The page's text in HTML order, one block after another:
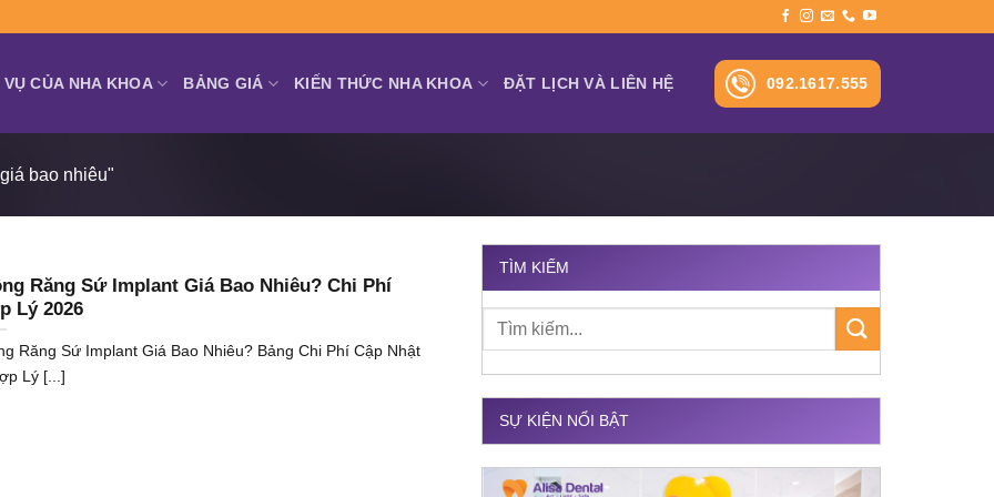
VỤ CỦA NHA KHOA BẢNG GIÁ KIẾN THỨC NHA KHOA ĐẶT LỊCH VÀ LIÊN HỆ 092.1617.555
bao nhiêu"
Răng Sứ Implant Giá Bao Nhiêu? Chi Phí
Lý 2026
Răng Sứ Implant Giá Bao Nhiêu? Bảng Chi Phí Cập Nhật
Lý [...]
TÌM KIẾM
SỰ KIỆN NỔI BẬT